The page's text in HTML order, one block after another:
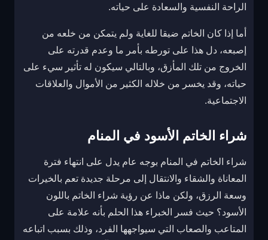
الراحة النفسية والسعادة على حياته.
أما إذا كان الخاتم ضيقا للغاية ولم يتمكن من خلعه من
إصبعه، دل هذا على تورطه بأمر ما وعدم قدرته على
الخروج من تلك المأزق، وبالتالي سيكون له تأثير سيء على
حياته، وقد يخسر من خلاله الكثير من الأموال والعلاقات
الاجتماعية.
شراء الخاتم الأسود في المنام
شراء الخاتم في المنام بوجه عام يدل على انتهاء فترة
المعاناة والشقاء والانتقال إلى مرحلة جديدة تعم بالخيرات
وسعة الرزق، ولكن ماذا عن رؤية شراء الخاتم باللون
الأسود؟ حيث فسر الخبراء هذا الحلم بأنه علامة على
المتاعب والصعاب التي سيواجهها الفرد، وذلك بسبب اتباعه